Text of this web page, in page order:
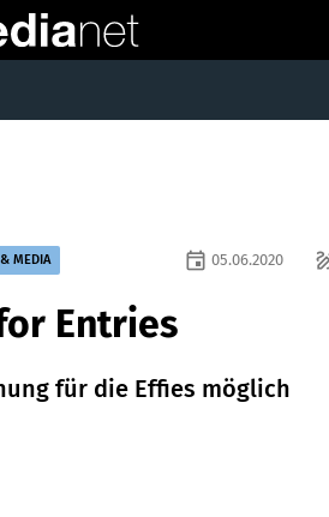
MEDIA event 05.06.2020
Entries
für die Effies möglich